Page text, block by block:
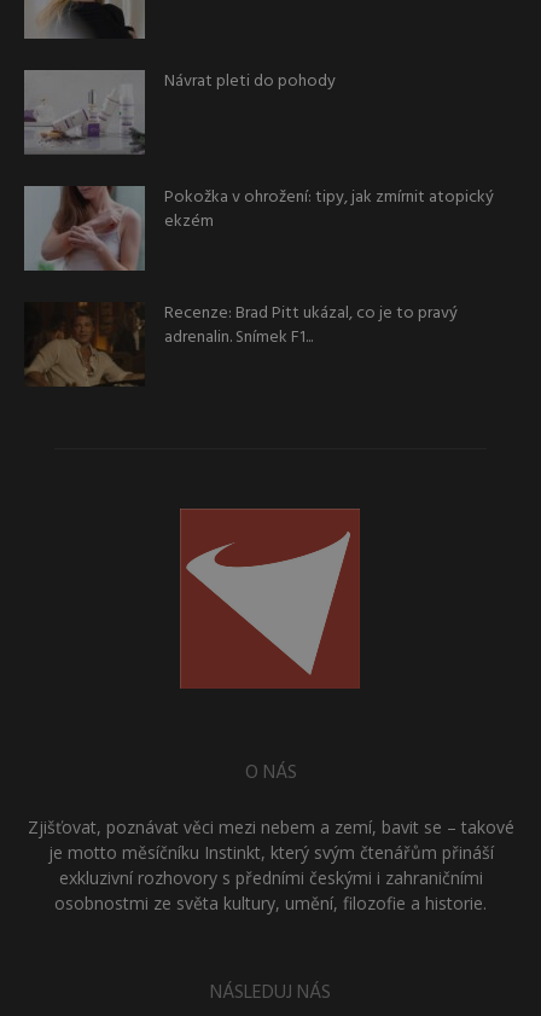
Návrat pleti do pohody
Pokožka v ohrožení: tipy, jak zmírnit atopický
ekzém
Recenze: Brad Pitt ukázal, co je to pravý
adrenalin. Snímek F1...
O NÁS
Zjišťovat, poznávat věci mezi nebem a zemí, bavit se – takové
je motto měsíčníku Instinkt, který svým čtenářům přináší
exkluzivní rozhovory s předními českými i zahraničními
osobnostmi ze světa kultury, umění, filozofie a historie.
NÁSLEDUJ NÁS